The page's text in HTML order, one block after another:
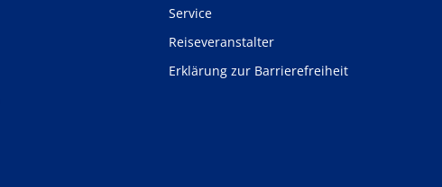
Service
Reiseveranstalter
Erklärung zur Barrierefreiheit